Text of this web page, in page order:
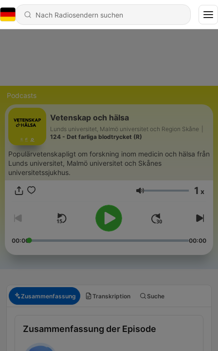
Podcasts
Vetenskap och hälsa
Lunds universitet, Malmö universitet och Region Skåne
124 - Det farliga blodtrycket (R)
Populärvetenskapligt om forskning inom medicin och hälsa från
Lunds universitet, Malmö universitet och Skånes
universitetssjukhus.
Lautstärke 1 x
00:00 00:00
Zusammenfassung Transkription Suche
Zusammenfassung der Episode